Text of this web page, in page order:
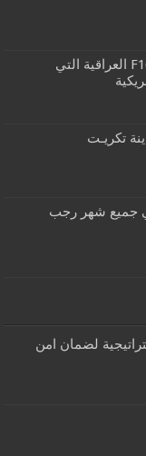
العثور على جثة قائد طائرة F16 العراقية التي
تكريـت
جميع شهر رجب
لضمان امن